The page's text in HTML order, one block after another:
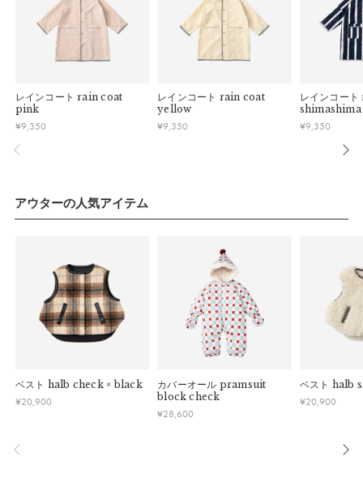
サッと干せるように。
【素材】
ガサガサという音が苦手な子も着用しやすいよう、柔らかくし
用しました。
【色／柄】
長に合わせて2段階に折りたたむことができます。成長を見守
りながら長く寄り添うレインコートに。
【おすすめ】
内側には紛失を防ぐお名前タグ付き。持ち歩きに便利な収納袋
がセットになっており、日常シーンでも使いやすく。
サイズ
■ 出荷について
午前9時までのご注文は、【営業日から当日】の発送となりま
■ ご注意
・土日祝日および当社長期休業日（年末年始・ゴールデンウィ
・ご注文内容に確認すべき内容がある場合については発送日が
遅れる可能性があるため、あらかじめご了承ください。
■ ご注意
・初期不良、商品間違いなどによる返品の場合でも、長期経過
している場合お断りさせていただきます。
きかねますのでご了承お願いします。
・ご不明点などございましたらお気軽にお問い合わせくださ
レインコート rain coat
pink
¥9,350
レインコート rain coat
yellow
¥9,350
レインコート
shimashima
¥9,350
アウターの人気アイテム
ベスト halb check × black
¥20,900
カバーオール pramsuit
block check
¥28,600
ベスト halb
¥20,900